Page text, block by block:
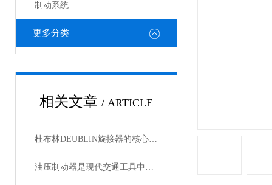
制动系统
更多分类
相关文章 / ARTICLE
杜布林DEUBLIN旋接器的核心在于转子与外壳之间的相对旋转
油压制动器是现代交通工具中常见的制动系统